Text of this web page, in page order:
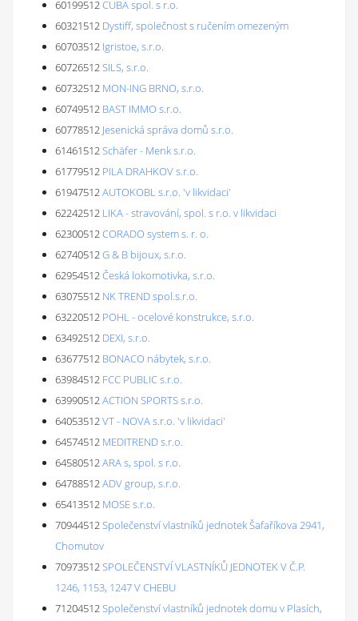
60199512CUBA spol. s r.o.
60321512 Dystiff, společnost s ručením omezeným
60703512 Igristoe, s.r.o.
60726512SILS, s.r.o.
60732512 MON-ING BRNO, s.r.o.
60749512 BAST IMMO s.r.o.
60778512 Jesenická správa domů s.r.o.
61461512Schäfer - Menk s.r.o.
61779512 PILA DRAHKOV s.r.o.
61947512AUTOKOBL s.r.o. 'v likvidaci'
62242512 LIKA - stravování, spol. s r.o. v likvidaci
62300512CORADO system s. r. o.
62740512G & B bijoux, s.r.o.
62954512Česká lokomotivka, s.r.o.
63075512 NK TREND spol.s.r.o.
63220512 POHL - ocelové konstrukce, s.r.o.
63492512 DEXI, s.r.o.
63677512 BONACO nábytek, s.r.o.
63984512 FCC PUBLIC s.r.o.
63990512ACTION SPORTS s.r.o.
64053512VT - NOVA s.r.o. 'v likvidaci'
64574512 MEDITREND s.r.o.
64580512ARA s, spol. s r.o.
64788512ADV group, s.r.o.
65413512 MOSE s.r.o.
70944512Společenství vlastníků jednotek Šafaříkova 2941,
Chomutov
70973512SPOLEČENSTVÍ VLASTNÍKŮ JEDNOTEK V Č.P.
1246, 1153, 1247 V CHEBU
71204512Společenství vlastníků jednotek domu v Plasích,